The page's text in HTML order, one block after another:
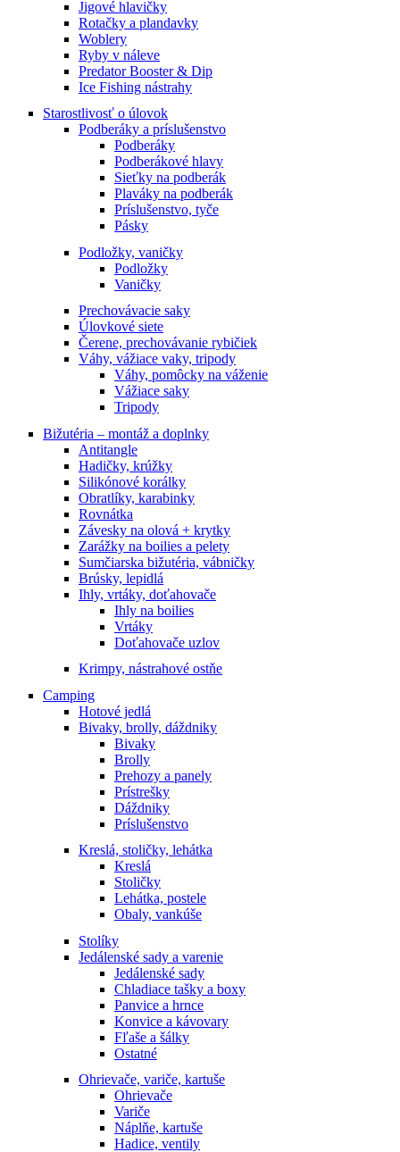
Jigové hlavičky
Rotačky a plandavky
Woblery
Ryby v náleve
Predator Booster & Dip
Ice Fishing nástrahy
Starostlivosť o úlovok
Podberáky a príslušenstvo
Podberáky
Podberákové hlavy
Sieťky na podberák
Plaváky na podberák
Príslušenstvo, tyče
Pásky
Podložky, vaničky
Podložky
Vaničky
Prechovávacie saky
Úlovkové siete
Čerene, prechovávanie rybičiek
Váhy, vážiace vaky, tripody
Váhy, pomôcky na váženie
Vážiace saky
Tripody
Bižutéria – montáž a doplnky
Antitangle
Hadičky, krúžky
Silikónové korálky
Obratlíky, karabinky
Rovnátka
Závesky na olová + krytky
Zarážky na boilies a pelety
Sumčiarska bižutéria, vábničky
Brúsky, lepidlá
Ihly, vrtáky, doťahovače
Ihly na boilies
Vrtáky
Doťahovače uzlov
Krimpy, nástrahové ostňe
Camping
Hotové jedlá
Bivaky, brolly, dáždniky
Bivaky
Brolly
Prehozy a panely
Prístrešky
Dáždniky
Príslušenstvo
Kreslá, stoličky, lehátka
Kreslá
Stoličky
Lehátka, postele
Obaly, vankúše
Stolíky
Jedálenské sady a varenie
Jedálenské sady
Chladiace tašky a boxy
Panvice a hrnce
Konvice a kávovary
Fľaše a šálky
Ostatné
Ohrievače, variče, kartuše
Ohrievače
Variče
Náplňe, kartuše
Hadice, ventily